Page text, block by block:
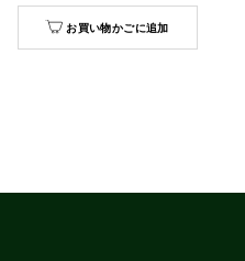
お買い物かごに追加